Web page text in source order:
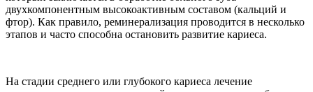
двухкомпонентным высокоактивным составом (кальций и
фтор). Как правило, реминерализация проводится в несколько
этапов и часто способна остановить развитие кариеса.
На стадии среднего или глубокого кариеса лечение